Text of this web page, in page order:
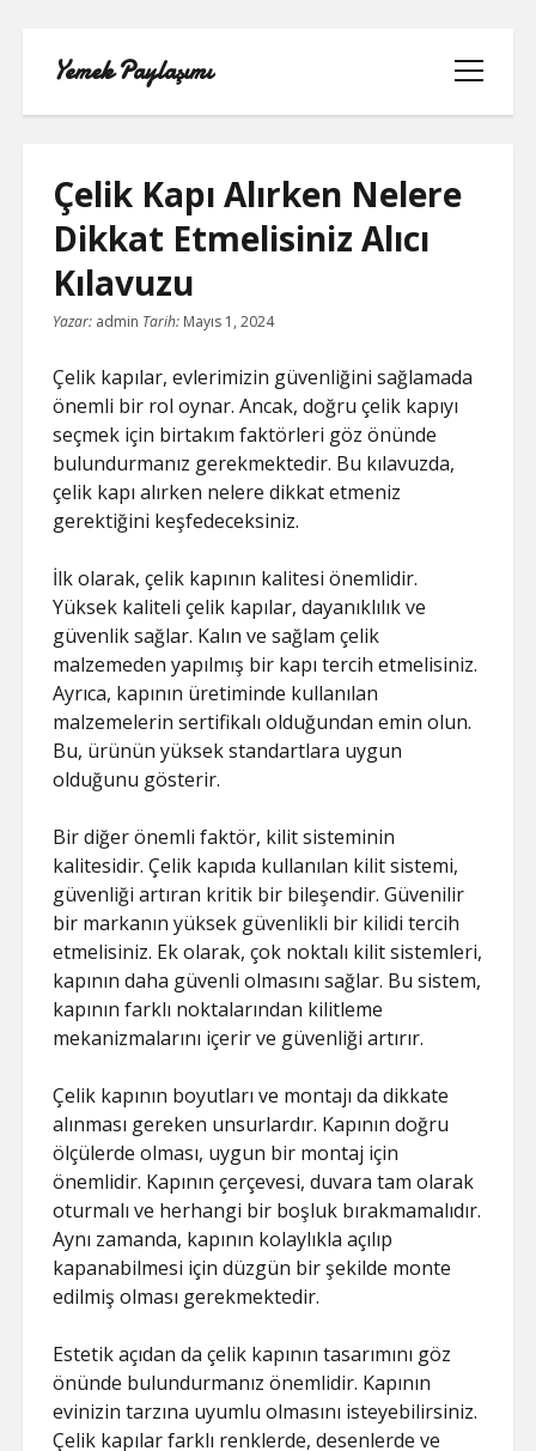
Yemek Paylaşımı
menüyü
aç
LISTE
SAYFA LISTESI
SPOTIFY TAKIPÇI YÜKSELTME
ÜCRETSIZ
TIKTOK GIZLI CANLI YAYIN IZLEME
TWITTER IZLENME GÖNDERME
Çelik Kapı Alırken Nelere
Dikkat Etmelisiniz Alıcı
Kılavuzu
Yazar: admin Tarih: Mayıs 1, 2024
Çelik kapılar, evlerimizin güvenliğini sağlamada
önemli bir rol oynar. Ancak, doğru çelik kapıyı
seçmek için birtakım faktörleri göz önünde
bulundurmanız gerekmektedir. Bu kılavuzda,
çelik kapı alırken nelere dikkat etmeniz
gerektiğini keşfedeceksiniz.
İlk olarak, çelik kapının kalitesi önemlidir.
Yüksek kaliteli çelik kapılar, dayanıklılık ve
güvenlik sağlar. Kalın ve sağlam çelik
malzemeden yapılmış bir kapı tercih etmelisiniz.
Ayrıca, kapının üretiminde kullanılan
malzemelerin sertifikalı olduğundan emin olun.
Bu, ürünün yüksek standartlara uygun
olduğunu gösterir.
Bir diğer önemli faktör, kilit sisteminin
kalitesidir. Çelik kapıda kullanılan kilit sistemi,
güvenliği artıran kritik bir bileşendir. Güvenilir
bir markanın yüksek güvenlikli bir kilidi tercih
etmelisiniz. Ek olarak, çok noktalı kilit sistemleri,
kapının daha güvenli olmasını sağlar. Bu sistem,
kapının farklı noktalarından kilitleme
mekanizmalarını içerir ve güvenliği artırır.
Çelik kapının boyutları ve montajı da dikkate
alınması gereken unsurlardır. Kapının doğru
ölçülerde olması, uygun bir montaj için
önemlidir. Kapının çerçevesi, duvara tam olarak
oturmalı ve herhangi bir boşluk bırakmamalıdır.
Aynı zamanda, kapının kolaylıkla açılıp
kapanabilmesi için düzgün bir şekilde monte
edilmiş olması gerekmektedir.
Estetik açıdan da çelik kapının tasarımını göz
önünde bulundurmanız önemlidir. Kapının
evinizin tarzına uyumlu olmasını isteyebilirsiniz.
Çelik kapılar farklı renklerde, desenlerde ve